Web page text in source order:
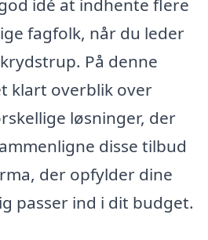
idé at indhente flere
fagfolk, når du leder
På denne
klart overblik over
løsninger, der
disse tilbud
der opfylder dine
passer ind i dit budget.